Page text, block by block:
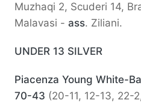
Muzhaqi 2, Scuderi 14,
Malavasi - ass. Ziliani.
UNDER 13 SILVER
Piacenza Young White-
70-43 (20-11, 12-13, 22-